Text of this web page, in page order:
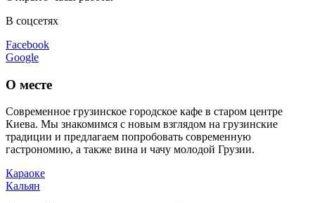
В соцсетях
Facebook
Google
О месте
Современное грузинское городское кафе в старом центре
Киева. Мы знакомимся с новым взглядом на грузинские
традиции и предлагаем попробовать современную
гастрономию, а также вина и чачу молодой Грузии.
Караоке
Кальян